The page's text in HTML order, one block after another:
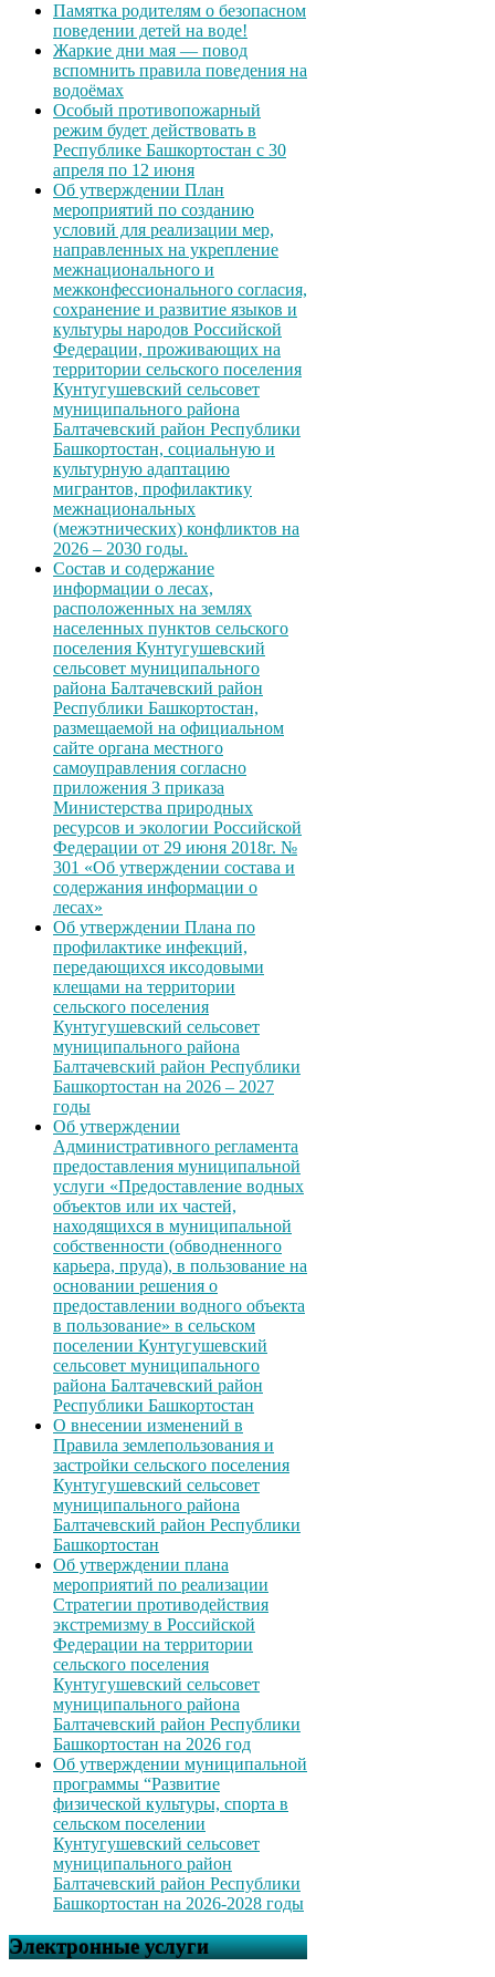
Памятка родителям о безопасном
поведении детей на воде!
Жаркие дни мая — повод
вспомнить правила поведения на
водоёмах
Особый противопожарный
режим будет действовать в
Республике Башкортостан с 30
апреля по 12 июня
Об утверждении План
мероприятий по созданию
условий для реализации мер,
направленных на укрепление
межнационального и
межконфессионального согласия,
сохранение и развитие языков и
культуры народов Российской
Федерации, проживающих на
территории сельского поселения
Кунтугушевский сельсовет
муниципального района
Балтачевский район Республики
Башкортостан, социальную и
культурную адаптацию
мигрантов, профилактику
межнациональных
(межэтнических) конфликтов на
2026 – 2030 годы.
Состав и содержание
информации о лесах,
расположенных на землях
населенных пунктов сельского
поселения Кунтугушевский
сельсовет муниципального
района Балтачевский район
Республики Башкортостан,
размещаемой на официальном
сайте органа местного
самоуправления согласно
приложения 3 приказа
Министерства природных
ресурсов и экологии Российской
Федерации от 29 июня 2018г. №
301 «Об утверждении состава и
содержания информации о
лесах»
Об утверждении Плана по
профилактике инфекций,
передающихся иксодовыми
клещами на территории
сельского поселения
Кунтугушевский сельсовет
муниципального района
Балтачевский район Республики
Башкортостан на 2026 – 2027
годы
Об утверждении
Административного регламента
предоставления муниципальной
услуги «Предоставление водных
объектов или их частей,
находящихся в муниципальной
собственности (обводненного
карьера, пруда), в пользование на
основании решения о
предоставлении водного объекта
в пользование» в сельском
поселении Кунтугушевский
сельсовет муниципального
района Балтачевский район
Республики Башкортостан
О внесении изменений в
Правила землепользования и
застройки сельского поселения
Кунтугушевский сельсовет
муниципального района
Балтачевский район Республики
Башкортостан
Об утверждении плана
мероприятий по реализации
Стратегии противодействия
экстремизму в Российской
Федерации на территории
сельского поселения
Кунтугушевский сельсовет
муниципального района
Балтачевский район Республики
Башкортостан на 2026 год
Об утверждении муниципальной
программы “Развитие
физической культуры, спорта в
сельском поселении
Кунтугушевский сельсовет
муниципального район
Балтачевский район Республики
Башкортостан на 2026-2028 годы
Электронные услуги